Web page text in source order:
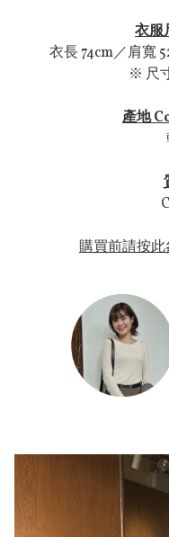
衣服
衣長 74cm／肩寬
※ 尺
產地
購買前請按